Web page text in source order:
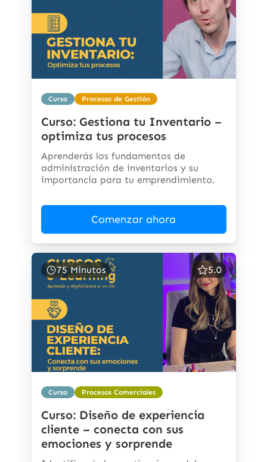
Curso Procesos de Gestión
Curso: Gestiona tu Inventario –
optimiza tus procesos
Aprenderás los fundamentos de
administración de inventarios y su
importancia para tu emprendimiento.
Comenzar ahora
75 Minutos 5.0
Curso Procesos Comerciales
Curso: Diseño de experiencia
cliente – conecta con sus
emociones y sorprende